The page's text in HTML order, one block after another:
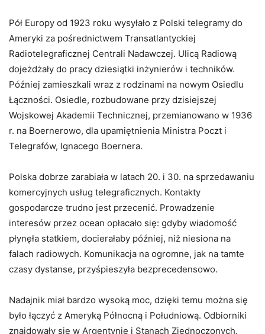
Pół Europy od 1923 roku wysyłało z Polski telegramy do
Ameryki za pośrednictwem Transatlantyckiej
Radiotelegraficznej Centrali Nadawczej. Ulicą Radiową
dojeżdżały do pracy dziesiątki inżynierów i techników.
Później zamieszkali wraz z rodzinami na nowym Osiedlu
Łączności. Osiedle, rozbudowane przy dzisiejszej
Wojskowej Akademii Technicznej, przemianowano w 1936
r. na Boernerowo, dla upamiętnienia Ministra Poczt i
Telegrafów, Ignacego Boernera.
Polska dobrze zarabiała w latach 20. i 30. na sprzedawaniu
komercyjnych usług telegraficznych. Kontakty
gospodarcze trudno jest przecenić. Prowadzenie
interesów przez ocean opłacało się: gdyby wiadomość
płynęła statkiem, docierałaby później, niż niesiona na
falach radiowych. Komunikacja na ogromne, jak na tamte
czasy dystanse, przyśpieszyła bezprecedensowo.
Nadajnik miał bardzo wysoką moc, dzięki temu można się
było łączyć z Ameryką Północną i Południową. Odbiorniki
znajdowały się w Argentynie i Stanach Zjednoczonych.